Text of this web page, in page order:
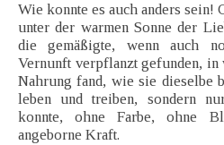
Wie konnte es auch anders sein!
unter der warmen Sonne der
die gemäßigte, wenn auch
Vernunft verpflanzt gefunden,
Nahrung fand, wie sie dieselbe
leben und treiben, sondern
konnte, ohne Farbe, ohne
angeborne Kraft.